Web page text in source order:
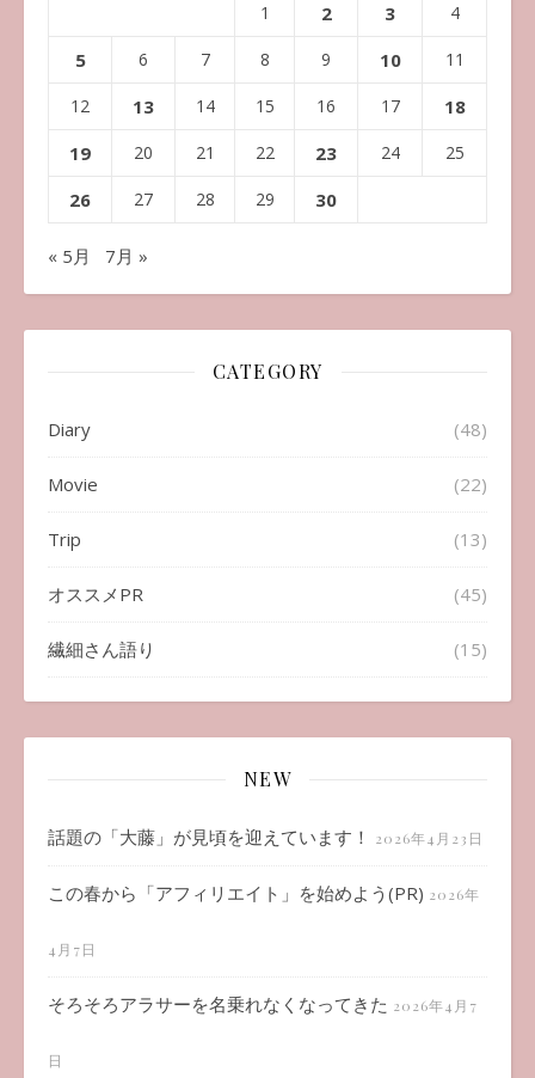
1 2 3 4
5 6 7 8 9 10 11
12 13 14 15 16 17
18
19
20 21 22 23 24 25
26 27 28 29 30
« 5月 7月 »
CATEGORY
Diary (48)
Movie (22)
Trip (13)
オススメPR (45)
繊細さん語り (15)
NEW
話題の「大藤」が見頃を迎えています！ 2026年4月23日
この春から「アフィリエイト」を始めよう(PR) 2026年
4月7日
そろそろアラサーを名乗れなくなってきた 2026年4月7
日